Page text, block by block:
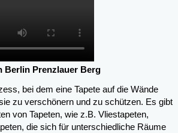
Berlin Prenzlauer Berg
bei dem eine Tapete auf die Wände
zu verschönern und zu schützen. Es gibt
von Tapeten, wie z.B. Vliestapeten,
die sich für unterschiedliche Räume